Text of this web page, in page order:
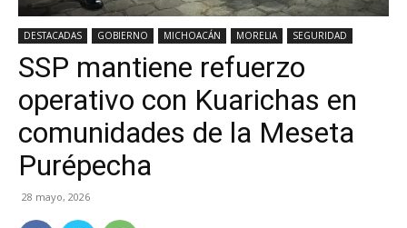
DESTACADAS GOBIERNO MICHOACÁN MORELIA SEGURIDAD
SSP mantiene refuerzo
operativo con Kuarichas en
comunidades de la Meseta
Purépecha
28 mayo, 2026